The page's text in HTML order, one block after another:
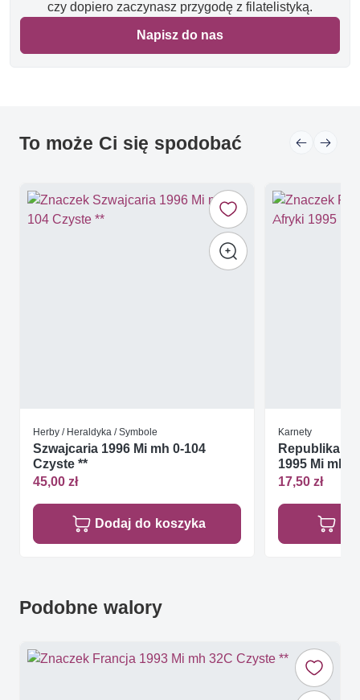
czy dopiero zaczynasz przygodę z filatelistyką.
Napisz do nas
To może Ci się spodobać
Herby / Heraldyka / Symbole
Szwajcaria 1996 Mi mh 0-104
Czyste **
45,00 zł
Dodaj do koszyka
Karnety
Republika
1995 Mi mh
17,50 zł
Podobne walory